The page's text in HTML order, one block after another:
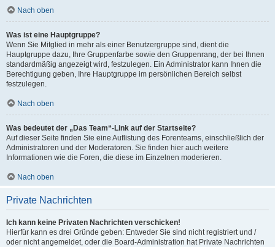
Nach oben
Was ist eine Hauptgruppe?
Wenn Sie Mitglied in mehr als einer Benutzergruppe sind, dient die
Hauptgruppe dazu, Ihre Gruppenfarbe sowie den Gruppenrang, der bei Ihnen
standardmäßig angezeigt wird, festzulegen. Ein Administrator kann Ihnen die
Berechtigung geben, Ihre Hauptgruppe im persönlichen Bereich selbst
festzulegen.
Nach oben
Was bedeutet der „Das Team“-Link auf der Startseite?
Auf dieser Seite finden Sie eine Auflistung des Forenteams, einschließlich der
Administratoren und der Moderatoren. Sie finden hier auch weitere
Informationen wie die Foren, die diese im Einzelnen moderieren.
Nach oben
Private Nachrichten
Ich kann keine Privaten Nachrichten verschicken!
Hierfür kann es drei Gründe geben: Entweder Sie sind nicht registriert und /
oder nicht angemeldet, oder die Board-Administration hat Private Nachrichten